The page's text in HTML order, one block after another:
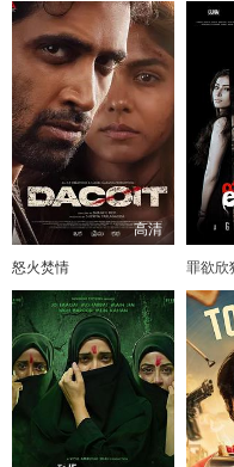
高清
怒火焚情 罪欲欣